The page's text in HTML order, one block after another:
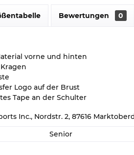
Bewertungen 0
vorne und hinten
Logo auf der Brust
Tape an der Schulter
Inc., Nordstr. 2, 87616
Senior